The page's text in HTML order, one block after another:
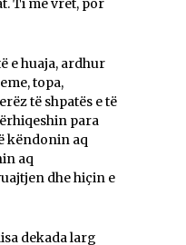
Ti më vret, por
e huaja, ardhur
topa,
të shpatës e të
para
këndonin aq
aq
dhe hiçin e
dekada larg